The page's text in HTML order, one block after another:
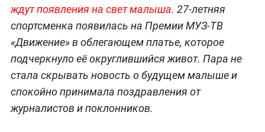
ждут появления на свет малыша. 27-летняя
спортсменка появилась на Премии МУЗ-ТВ
«Движение» в облегающем платье, которое
подчеркнуло её округлившийся живот. Пара не
стала скрывать новость о будущем малыше и
спокойно принимала поздравления от
журналистов и поклонников.